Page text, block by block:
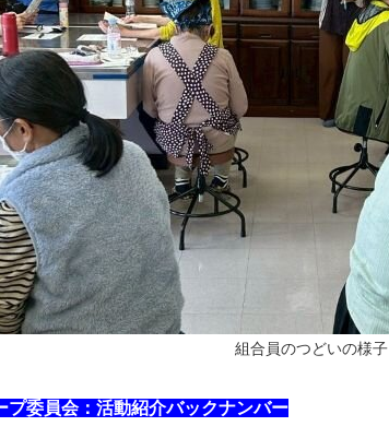
組合員のつどいの様子
プ委員会：活動紹介バックナンバー